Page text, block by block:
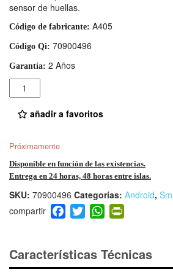
sensor de huellas.
Código de fabricante: A405
Código Qi: 70900496
Garantía: 2 Años
Cantidad
añadir a favoritos
Próximamente
Disponible en función de las existencias.
Entrega en 24 horas, 48 horas entre islas.
SKU: 70900496 Categorías: Android,
F
a
e
b
T
wi
er
W
h
s
A
ri
e
Características Técnicas